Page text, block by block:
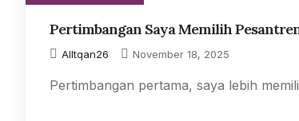
Pertimbangan Saya Memilih
AlItqan26 November 18, 2025
Pertimbangan pertama, saya lebih